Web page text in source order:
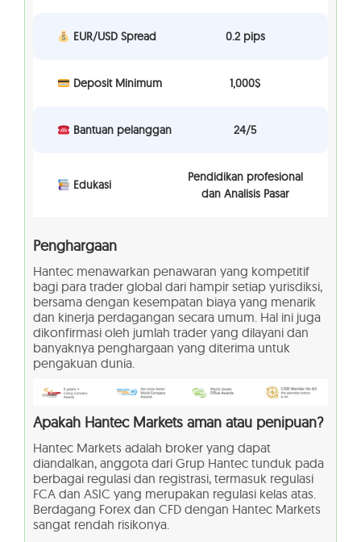
EUR/USD Spread 0.2 pips
Deposit Minimum 1,000$
Bantuan pelanggan 24/5
Edukasi
Pendidikan profesional
dan Analisis Pasar
Penghargaan
Hantec menawarkan penawaran yang kompetitif
bagi para trader global dari hampir setiap yurisdiksi,
bersama dengan kesempatan biaya yang menarik
dan kinerja perdagangan secara umum. Hal ini juga
dikonfirmasi oleh jumlah trader yang dilayani dan
banyaknya penghargaan yang diterima untuk
pengakuan dunia.
Apakah Hantec Markets aman atau penipuan?
Hantec Markets adalah broker yang dapat
diandalkan, anggota dari Grup Hantec tunduk pada
berbagai regulasi dan registrasi, termasuk regulasi
FCA dan ASIC yang merupakan regulasi kelas atas.
Berdagang Forex dan CFD dengan Hantec Markets
sangat rendah risikonya.